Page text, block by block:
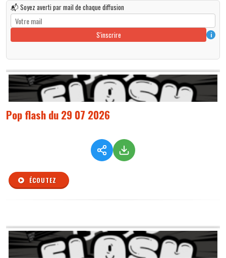
📬 Soyez averti par mail de chaque diffusion
S'inscrire i
Pop flash du 29 07 2026
ÉCOUTEZ